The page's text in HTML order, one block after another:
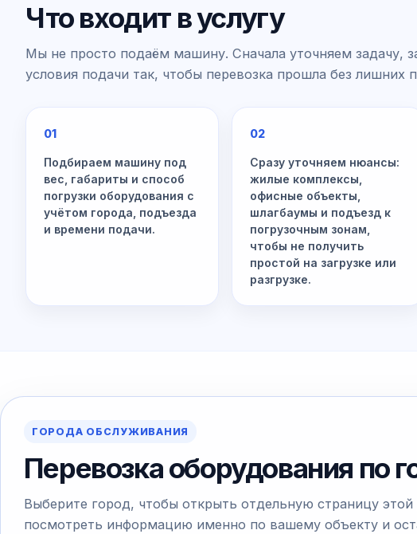
Что входит в услугу
Мы не просто подаём машину. Сначала уточняем задачу,
условия подачи так, чтобы перевозка прошла без лишних
01
Подбираем машину под
вес, габариты и способ
погрузки оборудования с
учётом города, подъезда
и времени подачи.
02
Сразу уточняем нюансы:
жилые комплексы,
офисные объекты,
шлагбаумы и подъезд к
погрузочным зонам,
чтобы не получить
простой на загрузке или
разгрузке.
ГОРОДА ОБСЛУЖИВАНИЯ
Перевозка оборудования по
Выберите город, чтобы открыть отдельную страницу
посмотреть информацию именно по вашему объекту и